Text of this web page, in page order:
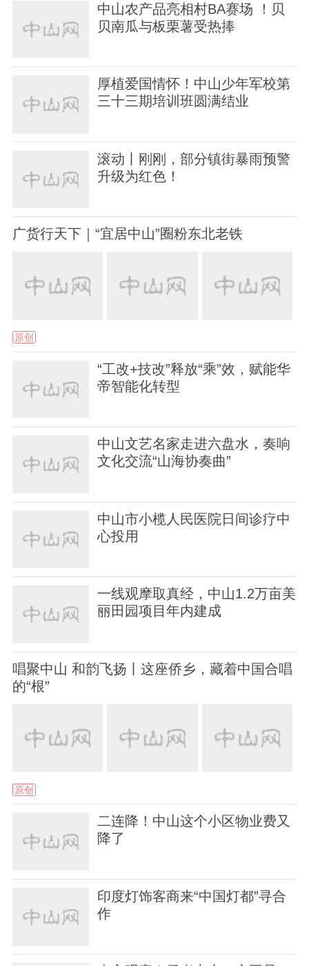
中山农产品亮相村BA赛场 ！贝
贝南瓜与板栗薯受热捧
厚植爱国情怀！中山少年军校第
三十三期培训班圆满结业
滚动丨刚刚，部分镇街暴雨预警
升级为红色！
广货行天下｜“宜居中山”圈粉东北老铁
原创
“工改+技改”释放“乘”效，赋能华
帝智能化转型
中山文艺名家走进六盘水，奏响
文化交流“山海协奏曲”
中山市小榄人民医院日间诊疗中
心投用
一线观摩取真经，中山1.2万亩美
丽田园项目年内建成
唱聚中山 和韵飞扬丨这座侨乡，藏着中国合唱
的“根”
原创
二连降！中山这个小区物业费又
降了
印度灯饰客商来“中国灯都”寻合
作